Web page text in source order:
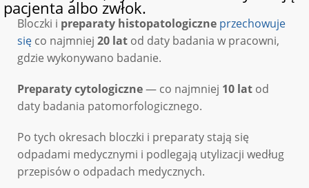
pacjenta albo zwłok.
Bloczki i preparaty histopatologiczne przechowuje
się co najmniej 20 lat od daty badania w pracowni,
gdzie wykonywano badanie.
Preparaty cytologiczne— co najmniej 10 lat od
daty badania patomorfologicznego.
Po tych okresach bloczki i preparaty stają się
odpadami medycznymi i podlegają utylizacji według
przepisów o odpadach medycznych.